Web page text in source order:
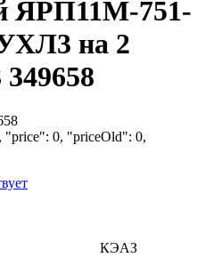
ЯРП11М-751-
на 2
0, "priceOld": 0,
КЭАЗ